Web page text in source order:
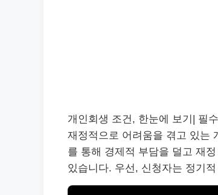
개인회생 조건, 한눈에 보기| 필
재정적으로 어려움을 겪고 있는
를 통해 경제적 부담을 덜고 재
있습니다. 우선, 신청자는 정기